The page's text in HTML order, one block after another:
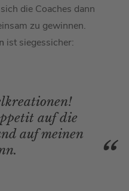
die Coaches dann
zu gewinnen.
ist siegessicher:
auf die
auf meinen